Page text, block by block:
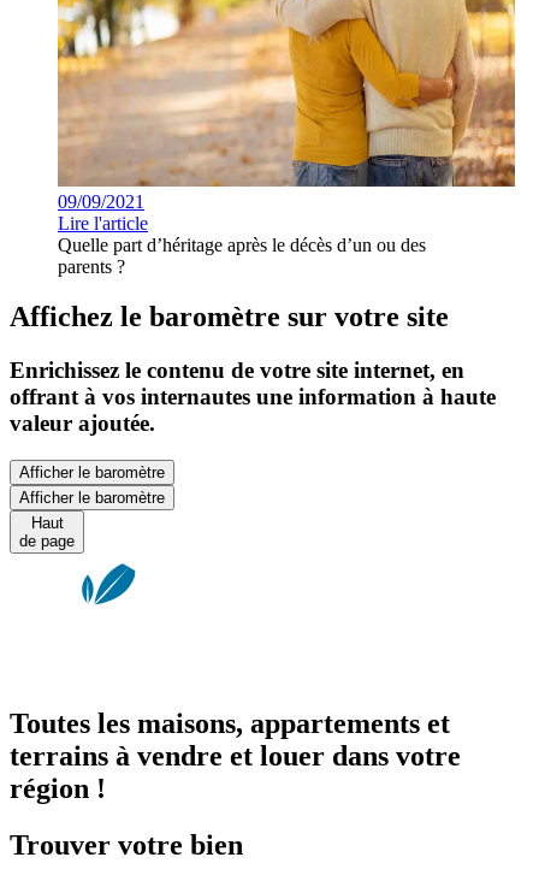
09/09/2021
Lire l'article
Quelle part d’héritage après le décès d’un ou des
parents ?
Affichez le baromètre sur votre site
Enrichissez le contenu de votre site internet, en
offrant à vos internautes une information à haute
valeur ajoutée.
Afficher le baromètre
Afficher le baromètre
Haut
de page
Toutes les maisons, appartements et
terrains à vendre et louer dans votre
région !
Trouver votre bien